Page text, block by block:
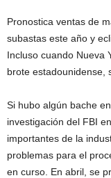
Pronostica ventas de
subastas este año y
Incluso cuando Nueva
brote estadounidense,
Si hubo algún bache
investigación del FBI
importantes de la
problemas para el
en curso. En abril, se